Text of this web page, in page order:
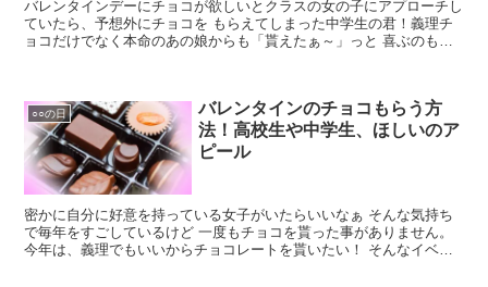
バレンタインデーにチョコが欲しいとクラスの女の子にアプローチし
ていたら、予想外にチョコを もらえてしまった中学生の君！義理チ
ョコだけでなく本命のあの娘からも「貰えたぁ～」っと 喜ぶのも束
○○の日
バレンタインのチョコもらう方
法！高校生や中学生、ほしいのア
ピール
密かに自分に好意を持っている女子がいたらいいなぁ そんな気持ち
で毎年をすごしているけど 一度もチョコを貰った事がありません。
今年は、義理でもいいからチョコレートを貰いたい！ そんなイベン